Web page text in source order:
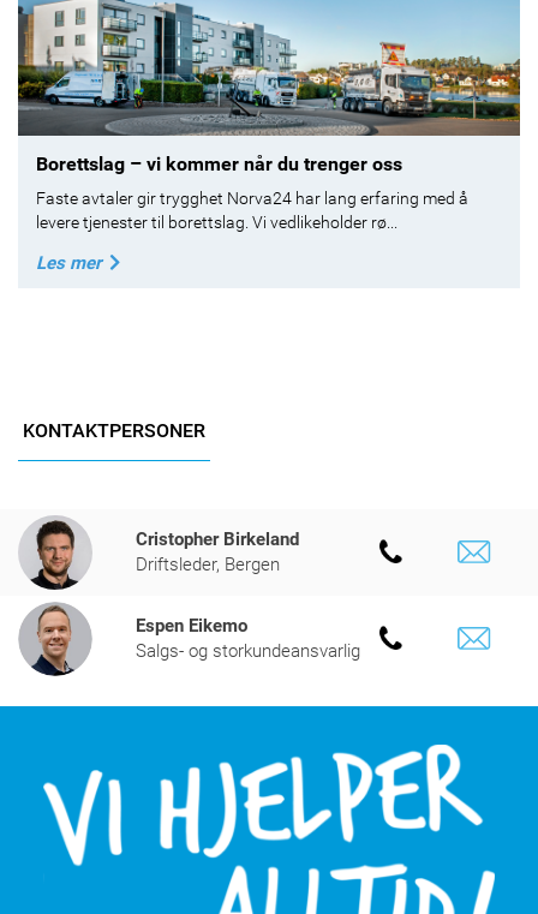
Borettslag – vi kommer når du trenger oss
Faste avtaler gir trygghet Norva24 har lang erfaring med å
levere tjenester til borettslag. Vi vedlikeholder rø...
Les mer
KONTAKTPERSONER
Cristopher Birkeland
Driftsleder, Bergen
Espen Eikemo
Salgs- og storkundeansvarlig